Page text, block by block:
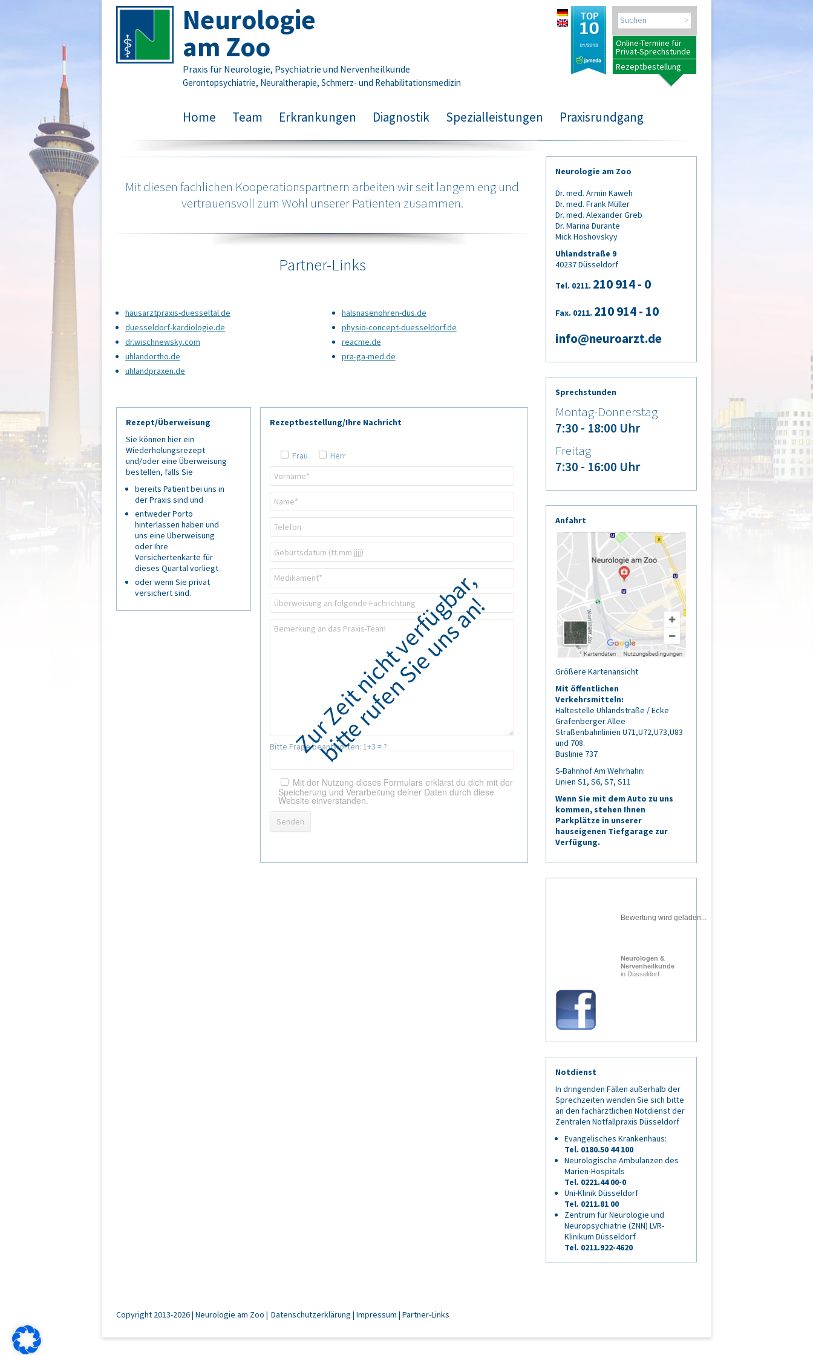
Neurologie
am Zoo
Praxis für Neurologie, Psychiatrie und Nervenheilkunde
Search for:
Online-Termine für
Privat-Sprechstunde
Rezeptbestellung
Gerontopsychiatrie, Neuraltherapie, Schmerz- und Rehabilitationsmedizin
Home Team Erkrankungen Diagnostik Spezialleistungen Praxisrundgang
Mit diesen fachlichen Kooperationspartnern arbeiten wir seit langem eng und
vertrauensvoll zum Wohl unserer Patienten zusammen.
Partner-Links
hausarztpraxis-duesseltal.de
duesseldorf-kardiologie.de
dr.wischnewsky.com
uhlandortho.de
uhlandpraxen.de
halsnasenohren-dus.de
physio-concept-duesseldorf.de
reacme.de
pra-ga-med.de
Rezept/Überweisung
Sie können hier ein
Wiederholungsrezept
und/oder eine Überweisung
bestellen, falls Sie
bereits Patient bei uns in
der Praxis sind und
entweder Porto
hinterlassen haben und
uns eine Überweisung
oder Ihre
Versichertenkarte für
dieses Quartal vorliegt
oder wenn Sie privat
versichert sind.
Rezeptbestellung/Ihre Nachricht
Frau Herr
Bitte Frage beantworten: 1+3 = ?
Mit der Nutzung dieses Formulars erklärst du dich mit der
Speicherung und Verarbeitung deiner Daten durch diese
Website einverstanden.
Neurologie am Zoo
Dr. med. Armin Kaweh
Dr. med. Frank Müller
Dr. med. Alexander Greb
Dr. Marina Durante
Mick Hoshovskyy
Uhlandstraße 9
40237 Düsseldorf
Tel. 0211. 210 914 - 0
Fax. 0211. 210 914 - 10
info@neuroarzt.de
Sprechstunden
Montag-Donnerstag
7:30 - 18:00 Uhr
Freitag
7:30 - 16:00 Uhr
Anfahrt
Größere Kartenansicht
Mit öffentlichen
Verkehrsmitteln:
Haltestelle Uhlandstraße / Ecke
Grafenberger Allee
Straßenbahnlinien U71,U72,U73,U83
und 708.
Buslinie 737
S-Bahnhof Am Wehrhahn:
Linien S1, S6, S7, S11
Wenn Sie mit dem Auto zu uns
kommen, stehen Ihnen
Parkplätze in unserer
hauseigenen Tiefgarage zur
Verfügung.
Bewertung wird geladen...
Neurologen &
Nervenheilkunde
in Düsseldorf
Notdienst
In dringenden Fällen außerhalb der
Sprechzeiten wenden Sie sich bitte
an den fachärztlichen Notdienst der
Zentralen Notfallpraxis Düsseldorf
Evangelisches Krankenhaus:
Tel. 0180.50 44 100
Neurologische Ambulanzen des
Marien-Hospitals
Tel. 0221.44 00-0
Uni-Klinik Düsseldorf
Tel. 0211.81 00
Zentrum für Neurologie und
Neuropsychiatrie (ZNN) LVR-
Klinikum Düsseldorf
Tel. 0211.922-4620
Copyright 2013-2026 | Neurologie am Zoo | Datenschutzerklärung Impressum Partner-Links